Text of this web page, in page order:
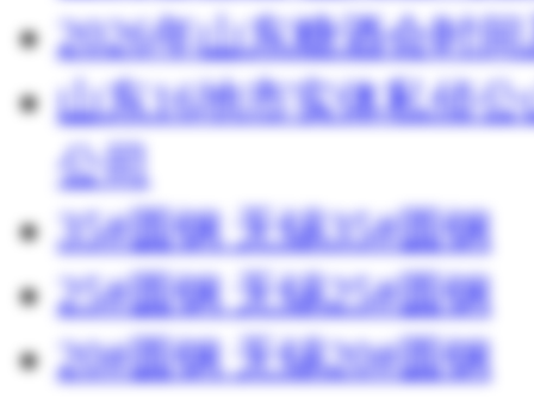
2026年山东糖酒会时
山东16地市实体私侦
公司
35#圆钢 无锡35#圆钢
25#圆钢 无锡25#圆钢
20#圆钢 无锡20#圆钢